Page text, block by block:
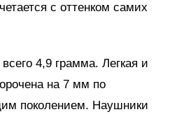
с оттенком самих
4,9 грамма. Легкая и
на 7 мм по
поколением. Наушники